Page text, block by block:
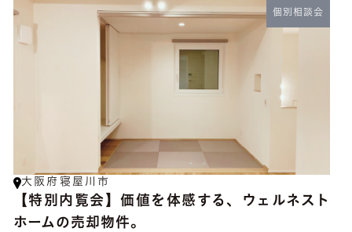
個別相談会
大阪府寝屋川市
【特別内覧会】価値を体感する、ウェルネスト
ホームの売却物件。